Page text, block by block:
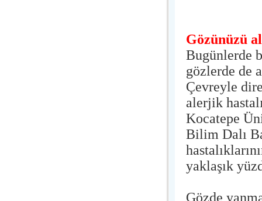
Gözünüzü
Bugünlerde
gözlerde de
Çevreyle
alerjik
Kocatepe
Bilim Dalı
yaklaşık
Gözde